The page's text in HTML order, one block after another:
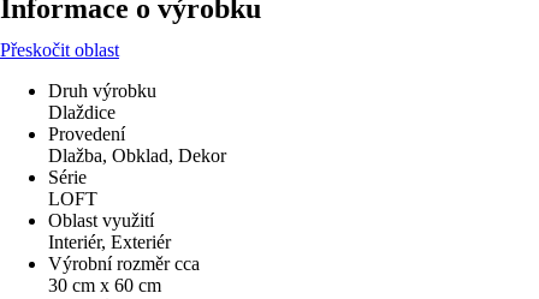
Informace o výrobku
Přeskočit oblast
Druh výrobku
Dlaždice
Provedení
Dlažba, Obklad, Dekor
Série
LOFT
Oblast využití
Interiér, Exteriér
Výrobní rozměr cca
30 cm x 60 cm